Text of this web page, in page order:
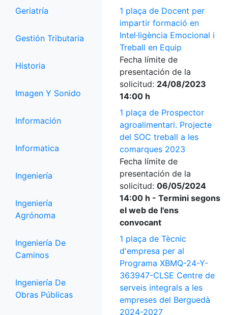
Geriatría
Gestión Tributaria
Historia
Imagen Y Sonido
Información
Informatica
Ingeniería
Ingeniería
Agrónoma
Ingeniería De
Caminos
Ingeniería De
Obras Públicas
1 plaça de Docent per
impartir formació en
Intel·ligència Emocional i
Treball en Equip
Fecha límite de
presentación de la
solicitud: 24/08/2023
14:00 h
1 plaça de Prospector
agroalimentari. Projecte
del SOC treball a les
comarques 2023
Fecha límite de
presentación de la
solicitud: 06/05/2024
14:00 h - Termini segons
el web de l'ens
convocant
1 plaça de Tècnic
d'empresa per al
Programa XBMQ-24-Y-
363947-CLSE Centre de
serveis integrals a les
empreses del Berguedà
2024-2027